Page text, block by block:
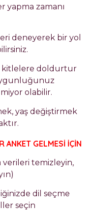
yapma zamanı
deneyerek bir yol
kitlelere doldurtur
olabilir.
yaş değiştirmek
ANKET GELMESİ İÇİN
verileri temizleyin,
dil seçme
seçin